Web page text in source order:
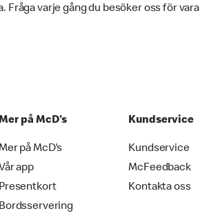
varje gång du besöker oss för
på McD's
på McD's
Vår app
Presentkort
Bordsservering
Kundservice
Kundservice
McFeedback
Kontakta oss